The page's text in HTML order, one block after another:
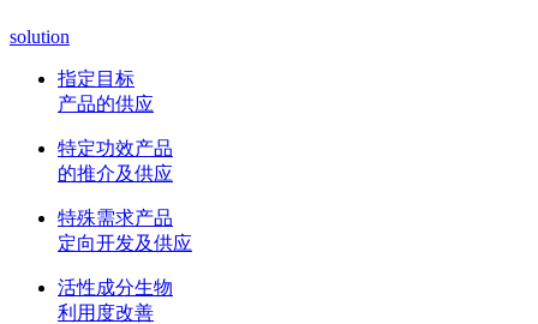
solution
指定目标
产品的供应
特定功效产品
的推介及供应
特殊需求产品
定向开发及供应
活性成分生物
利用度改善